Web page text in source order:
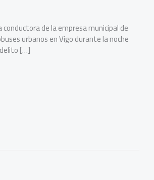
de la empresa municipal de
urbanos en Vigo durante la noche
[…]